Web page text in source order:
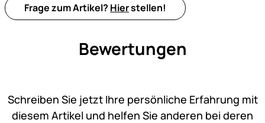
Frage zum Artikel? Hierstellen!
Bewertungen
Schreiben Sie jetzt Ihre persönliche Erfahrung mit
diesem Artikel und helfen Sie anderen bei deren